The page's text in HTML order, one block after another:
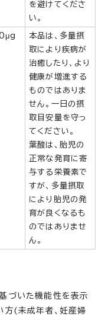
を避けてくださ
い。
本品は、多量摂
取により疾病が
治癒したり、より
健康が増進する
ものではありま
せん。一日の摂
取目安量を守っ
てください。
葉酸は、胎児の
正常な発育に寄
与する栄養素で
すが、多量摂取
により胎児の発
育が良くなるも
のではありませ
ん。
づいた機能性を表示
方(未成年者、妊産婦